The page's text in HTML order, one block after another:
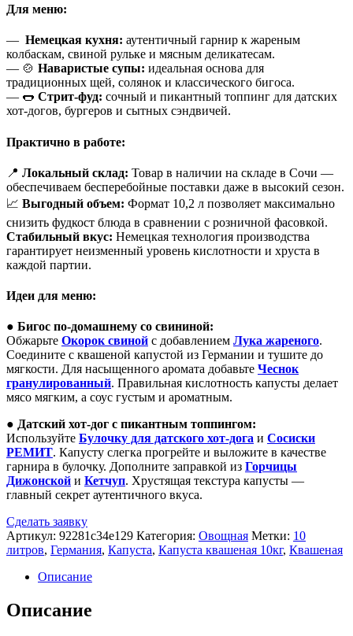
Для меню:
— Немецкая кухня: аутентичный гарнир к жареным
колбаскам, свиной рульке и мясным деликатесам.
— 🍲 Наваристые супы: идеальная основа для
традиционных щей, солянок и классического бигоса.
— 🌭 Стрит-фуд: сочный и пикантный топпинг для датских
хот-догов, бургеров и сытных сэндвичей.
Практично в работе:
📍 Локальный склад: Товар в наличии на складе в Сочи —
обеспечиваем бесперебойные поставки даже в высокий сезон.
📈 Выгодный объем: Формат 10,2 л позволяет максимально
снизить фудкост блюда в сравнении с розничной фасовкой.
Стабильный вкус: Немецкая технология производства
гарантирует неизменный уровень кислотности и хруста в
каждой партии.
Идеи для меню:
● Бигос по-домашнему со свининой:
Обжарьте Окорок свиной с добавлением Лука жареного.
Соедините с квашеной капустой из Германии и тушите до
мягкости. Для насыщенного аромата добавьте Чеснок
гранулированный. Правильная кислотность капусты делает
мясо мягким, а соус густым и ароматным.
● Датский хот-дог с пикантным топпингом:
Используйте Булочку для датского хот-дога и Сосиски
РЕМИТ. Капусту слегка прогрейте и выложите в качестве
гарнира в булочку. Дополните заправкой из Горчицы
Дижонской и Кетчуп. Хрустящая текстура капусты —
главный секрет аутентичного вкуса.
Сделать заявку
Артикул: 92281c34e129 Категория: Овощная Метки: 10
литров, Германия, Капуста, Капуста квашеная 10кг, Квашеная
Описание
Описание